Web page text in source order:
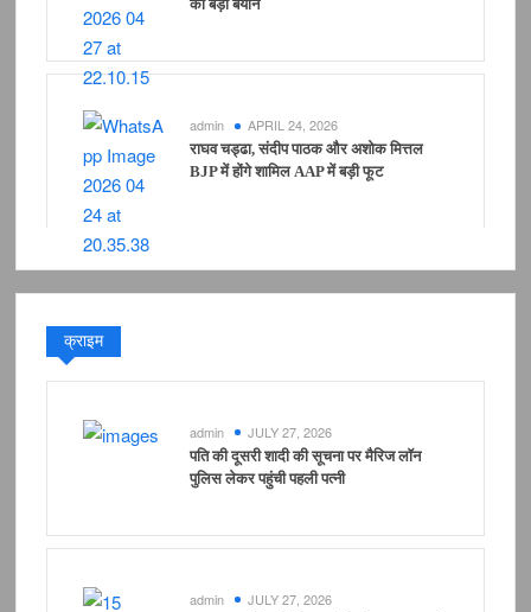
का बड़ा बयान
admin APRIL 24, 2026
राघव चड्ढा, संदीप पाठक और अशोक मित्तल
BJP में होंगे शामिल AAP में बड़ी फूट
क्राइम
admin JULY 27, 2026
पति की दूसरी शादी की सूचना पर मैरिज लॉन
पुलिस लेकर पहुंची पहली पत्नी
admin JULY 27, 2026